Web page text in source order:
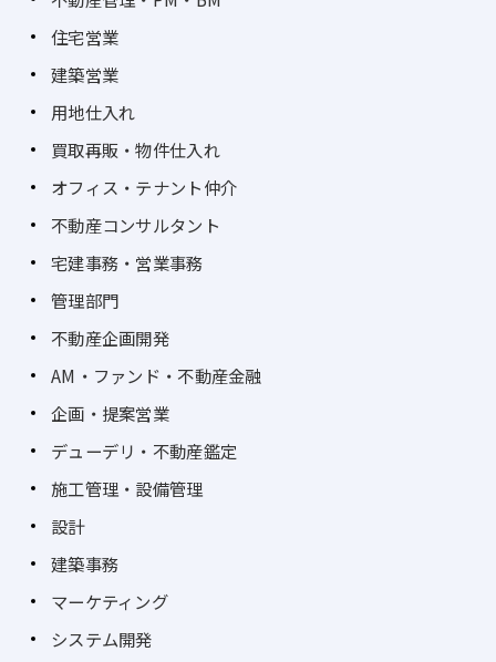
住宅営業
建築営業
用地仕入れ
買取再販・物件仕入れ
オフィス・テナント仲介
不動産コンサルタント
宅建事務・営業事務
管理部門
不動産企画開発
AM・ファンド・不動産金融
企画・提案営業
デューデリ・不動産鑑定
施工管理・設備管理
設計
建築事務
マーケティング
システム開発